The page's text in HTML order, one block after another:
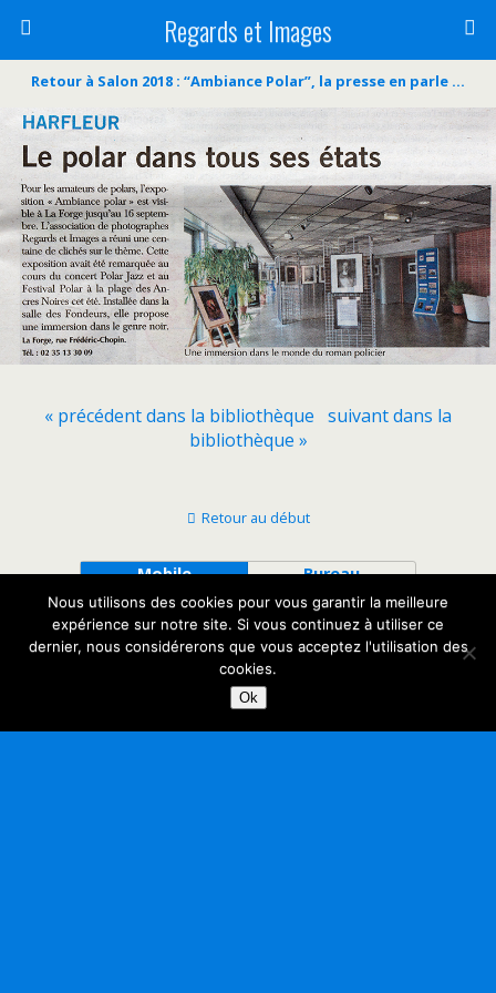
Regards et Images
Retour à Salon 2018 : “Ambiance Polar”, la presse en parle …
« précédent dans la bibliothèque suivant dans la
bibliothèque »
Retour au début
Mobile Bureau
Nous utilisons des cookies pour vous garantir la meilleure
expérience sur notre site. Si vous continuez à utiliser ce
dernier, nous considérerons que vous acceptez l'utilisation des
cookies.
Ok